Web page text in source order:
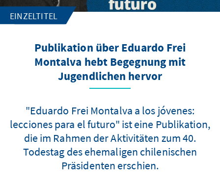
EINZELTITEL
Publikation über Eduardo Frei
Montalva hebt Begegnung mit
Jugendlichen hervor
"Eduardo Frei Montalva a los jóvenes:
lecciones para el futuro" ist eine Publikation,
die im Rahmen der Aktivitäten zum 40.
Todestag des ehemaligen chilenischen
Präsidenten erschien.